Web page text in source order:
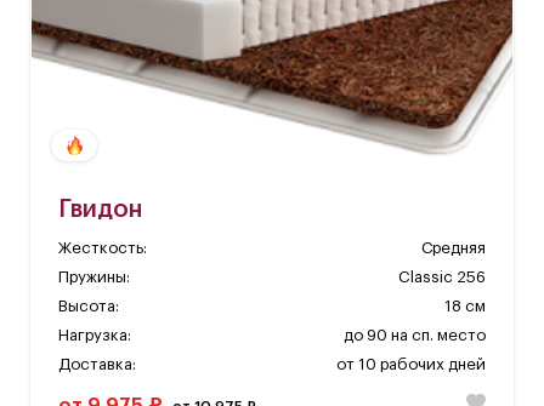
Гвидон
Жесткость:
Средняя
Пружины:
Classic 256
Высота:
18 см
Нагрузка:
до 90 на сп. место
Доставка:
от 10 рабочих дней